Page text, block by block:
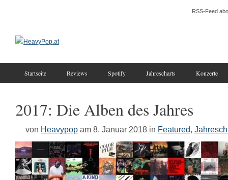
RSS-Feed
Startseite Reviews Spotify Jahrescharts Konzerte
2017: Die Alben des Jahres
von Heavypop am 8. Januar 2018 in Featured,